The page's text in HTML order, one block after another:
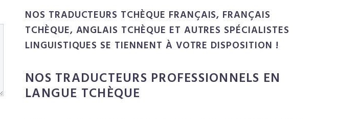
NOS TRADUCTEURS TCHÈQUE FRANÇAIS, FRANÇAIS
TCHÈQUE, ANGLAIS TCHÈQUE ET AUTRES SPÉCIALISTES
LINGUISTIQUES SE TIENNENT À VOTRE DISPOSITION !
NOS TRADUCTEURS PROFESSIONNELS EN
LANGUE TCHÈQUE